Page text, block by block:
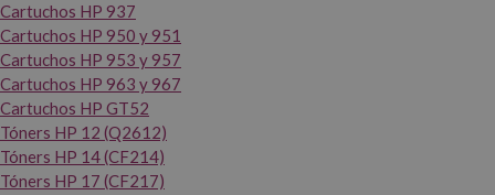
Cartuchos HP 937
Cartuchos HP 950 y 951
Cartuchos HP 953 y 957
Cartuchos HP 963 y 967
Cartuchos HP GT52
Tóners HP 12 (Q2612)
Tóners HP 14 (CF214)
Tóners HP 17 (CF217)